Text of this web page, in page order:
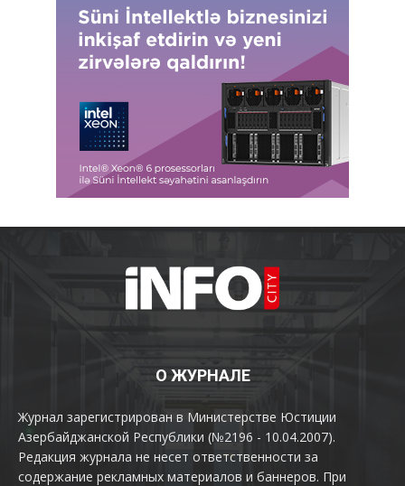
О ЖУРНАЛЕ
Журнал зарегистрирован в Министерстве Юстиции
Азербайджанской Республики (№2196 - 10.04.2007).
Редакция журнала не несет ответственности за
содержание рекламных материалов и баннеров. При